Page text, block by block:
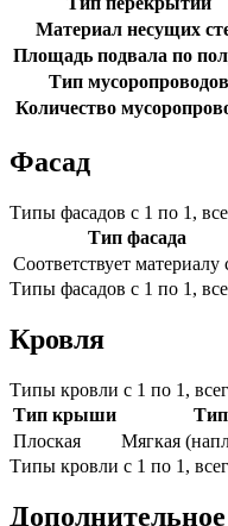
Материал несущих
Площадь подвала по
Тип мусоропроводов
Количество
Фасад
Типы фасадов с 1 по 1,
Тип фасада
Соответствует материалу
Типы фасадов с 1 по 1,
Кровля
Типы кровли с 1 по 1,
Тип крыши
Плоская
Мягкая
Типы кровли с 1 по 1,